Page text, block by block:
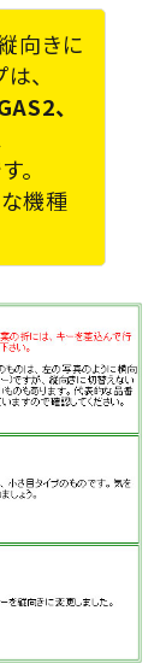
向きに
、
、
。
機種